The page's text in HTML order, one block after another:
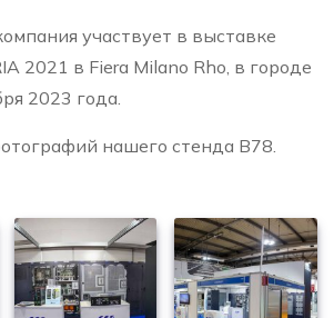
участвует в выставке
2021 в Fiera Milano Rho, в городе
2023 года.
нашего стенда B78.